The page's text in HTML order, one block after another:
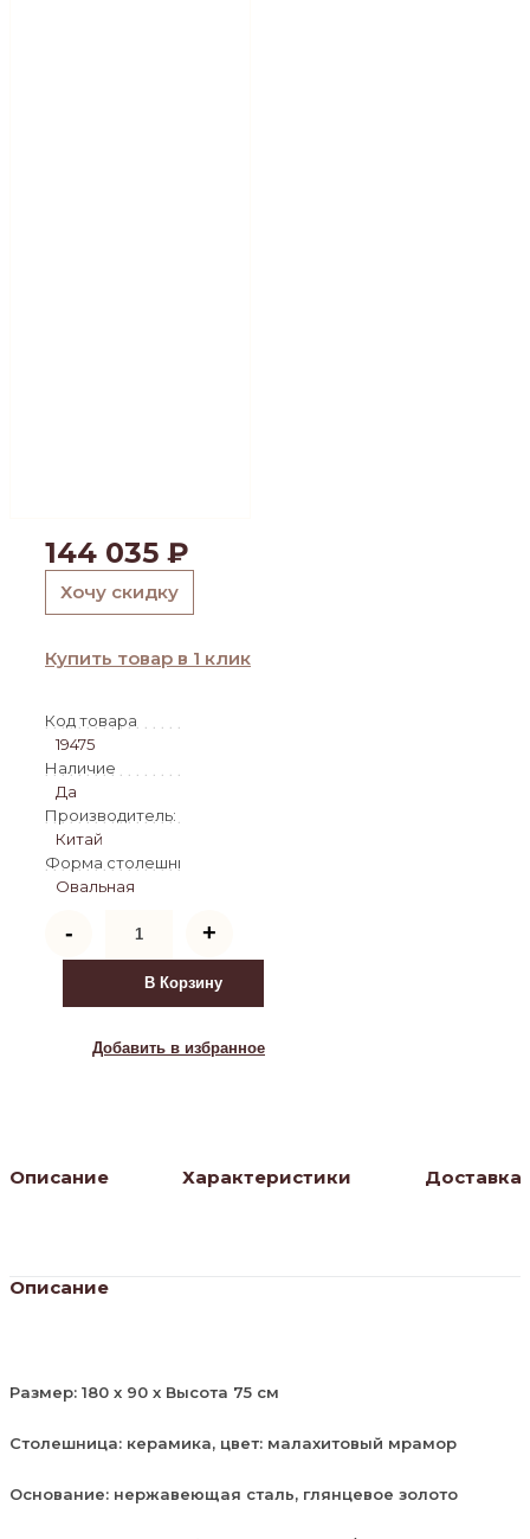
144 035 ₽
Хочу скидку
Купить товар в 1 клик
Код товара
19475
Наличие
Да
Производитель:
Китай
Форма столешницы:
Овальная
-
товара
Стол
обеденный
Тренди
2889A,
+
В Корзину
Добавить в избранное
Описание Характеристики Доставка
Описание
Размер: 180 х 90 х Высота 75 см
Столешница: керамика, цвет: малахитовый мрамор
Основание: нержавеющая сталь, глянцевое золото